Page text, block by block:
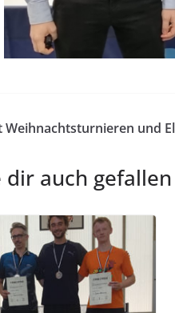
Weihnachtsturnieren und
dir auch gefallen